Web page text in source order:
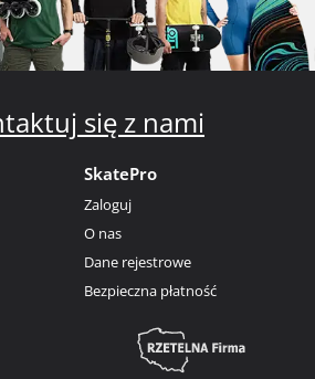
się z nami
SkatePro
Zaloguj
O nas
Dane rejestrowe
Bezpieczna płatność